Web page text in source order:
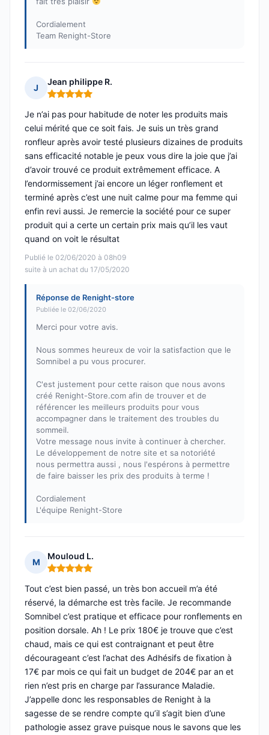
Cordialement
Team Renight-Store
J
Jean philippe R.
Note : 5 sur 5
Publié le 02/06/2020 à 08h09
suite à un achat du 17/05/2020
Je n’ai pas pour habitude de noter les produits mais
celui mérité que ce soit fais. Je suis un très grand
ronfleur après avoir testé plusieurs dizaines de produits
sans efficacité notable je peux vous dire la joie que j’ai
d’avoir trouvé ce produit extrêmement efficace. A
l’endormissement j’ai encore un léger ronflement et
terminé après c’est une nuit calme pour ma femme qui
enfin revi aussi. Je remercie la société pour ce super
produit qui a certe un certain prix mais qu’il les vaut
quand on voit le résultat
Réponse de Renight-store
Publiée le 02/06/2020
Merci pour votre avis.
Nous sommes heureux de voir la satisfaction que le
Somnibel a pu vous procurer.
C'est justement pour cette raison que nous avons
créé Renight-Store.com afin de trouver et de
référencer les meilleurs produits pour vous
accompagner dans le traitement des troubles du
sommeil.
Votre message nous invite à continuer à chercher.
Le développement de notre site et sa notoriété
nous permettra aussi , nous l'espérons à permettre
de faire baisser les prix des produits à terme !
Cordialement
L'équipe Renight-Store
M
Mouloud L.
Note : 5 sur 5
Tout c’est bien passé, un très bon accueil m’a été
réservé, la démarche est très facile. Je recommande
Somnibel c’est pratique et efficace pour ronflements en
position dorsale. Ah ! Le prix 180€ je trouve que c’est
chaud, mais ce qui est contraignant et peut être
décourageant c’est l’achat des Adhésifs de fixation à
17€ par mois ce qui fait un budget de 204€ par an et
rien n’est pris en charge par l’assurance Maladie.
J’appelle donc les responsables de Renight à la
sagesse de se rendre compte qu’il s’agit bien d’une
pathologie assez grave puisque nous le savons que les